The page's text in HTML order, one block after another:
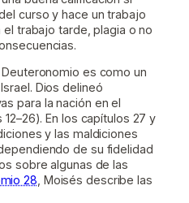
curso y hace un trabajo
trabajo tarde, plagia o no
es como un
Dios delineó
para la nación en el
En los capítulos 27 y
y las maldiciones
de su fidelidad
sobre algunas de las
28 , Moisés describe las